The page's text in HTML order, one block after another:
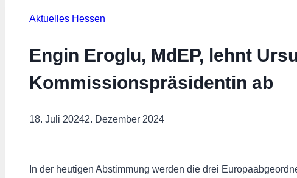
Aktuelles Hessen
Engin Eroglu, MdEP, lehnt
Kommissionspräsidentin ab
18. Juli 20242. Dezember 2024
In der heutigen Abstimmung werden die drei